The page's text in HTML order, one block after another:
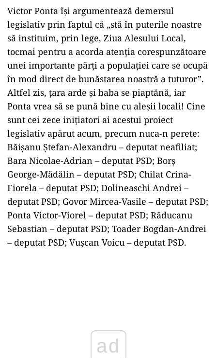
Victor Ponta își argumentează demersul
legislativ prin faptul că „stă în puterile noastre
să instituim, prin lege, Ziua Alesului Local,
tocmai pentru a acorda atenţia corespunzătoare
unei importante părţi a populaţiei care se ocupă
în mod direct de bunăstarea noastră a tuturor”.
Altfel zis, țara arde și baba se piaptănă, iar
Ponta vrea să se pună bine cu aleșii locali! Cine
sunt cei zece inițiatori ai acestui proiect
legislativ apărut acum, precum nuca-n perete:
Băişanu Ştefan-Alexandru – deputat neafiliat;
Bara Nicolae-Adrian – deputat PSD; Borş
George-Mădălin – deputat PSD; Chilat Crina-
Fiorela – deputat PSD; Dolineaschi Andrei –
deputat PSD; Govor Mircea-Vasile – deputat PSD;
Ponta Victor-Viorel – deputat PSD; Răducanu
Sebastian – deputat PSD; Toader Bogdan-Andrei
– deputat PSD; Vuşcan Voicu – deputat PSD.
ad